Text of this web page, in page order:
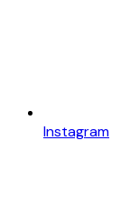
Instagram